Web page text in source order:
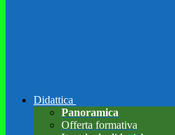
Didattica
Panoramica
Offerta formativa